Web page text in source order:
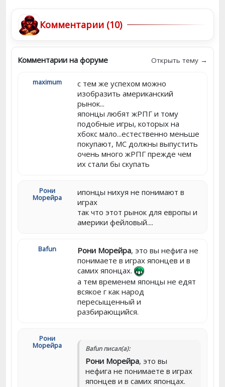
Комментарии (10)
Комментарии на форуме Открыть тему →
maximum
с тем же успехом можно
изобразить американский
рынок...
японцы любят жРПГ и тому
подобные игры, которых на
хбокс мало...естественно меньше
покупают, МС должны выпустить
очень много жРПГ прежде чем
их стали бы скупать
Рони
Морейра
ипонцы нихуя не понимают в
играх
так что этот рынок для европы и
америки фейловый....
Bafun Рони Морейра, это вы нефига не
понимаете в играх японцев и в
самих японцах.
а тем временем японцы не едят
всякое г как народ
пересыщенный и
разбирающийся.
Рони
Морейра Bafun писал(а):
Рони Морейра, это вы
нефига не понимаете в играх
японцев и в самих японцах.